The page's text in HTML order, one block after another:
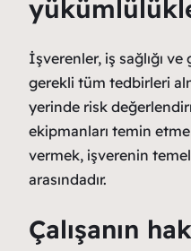
İşverenler, iş sağlığı
gerekli tüm tedbirleri
yerinde risk
ekipmanları temin
vermek, işverenin
arasındadır.
Çalışanın